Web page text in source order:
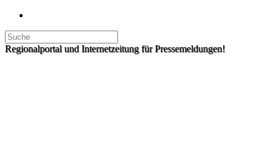
Regionalportal und Internetzeitung für Pressemeldungen!